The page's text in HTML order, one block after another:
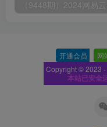
开通会员 网
Copyright © 2023 ·
本站已安全